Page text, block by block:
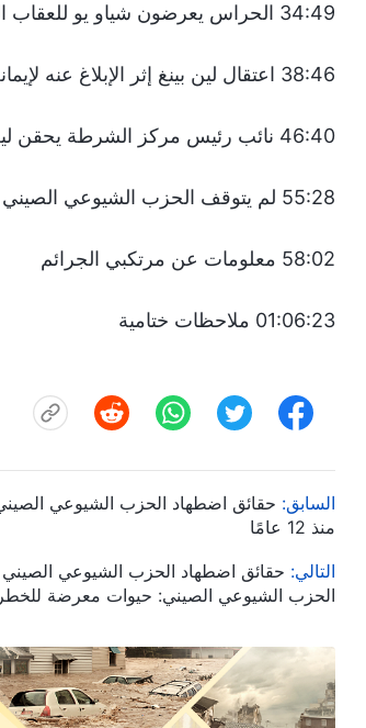
34:49 الحراس يعرضون شياو يو للعقاب البدني والتنكيل، وانفطار قلوب أفراد عائلتها لحالتها بعد الإفراج عنها
38:46 اعتقال لين بينغ إثر الإبلاغ عنه لإيمانه بالله وتعرضه للضرب بوحشية أثناء الاستجواب
46:40 نائب رئيس مركز الشرطة يحقن لين بينغ بعقاقير مجهولة لمحاولة انتزاع اعتراف
55:28 لم يتوقف الحزب الشيوعي الصيني مطلقًا عن استخدام العقاقير لاضطهاد المسيحيين
58:02 معلومات عن مرتكبي الجرائم
01:06:23 ملاحظات ختامية
السابق:
منذ 12 عامًا
التالي:
الحزب الشيوعي الصيني: حيوات معرضة للخطر